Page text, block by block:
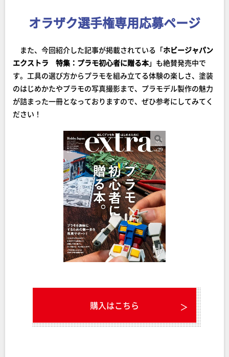
オラザク選手権専用応募ページ
また、今回紹介した記事が掲載されている「ホビージャパン
エクストラ 特集：プラモ初心者に贈る本」も絶賛発売中で
す。工具の選び方からプラモを組み立てる体験の楽しさ、塗装
のはじめかたやプラモの写真撮影まで、プラモデル製作の魅力
が詰まった一冊となっておりますので、ぜひ参考にしてみてく
ださい！
購入はこちら